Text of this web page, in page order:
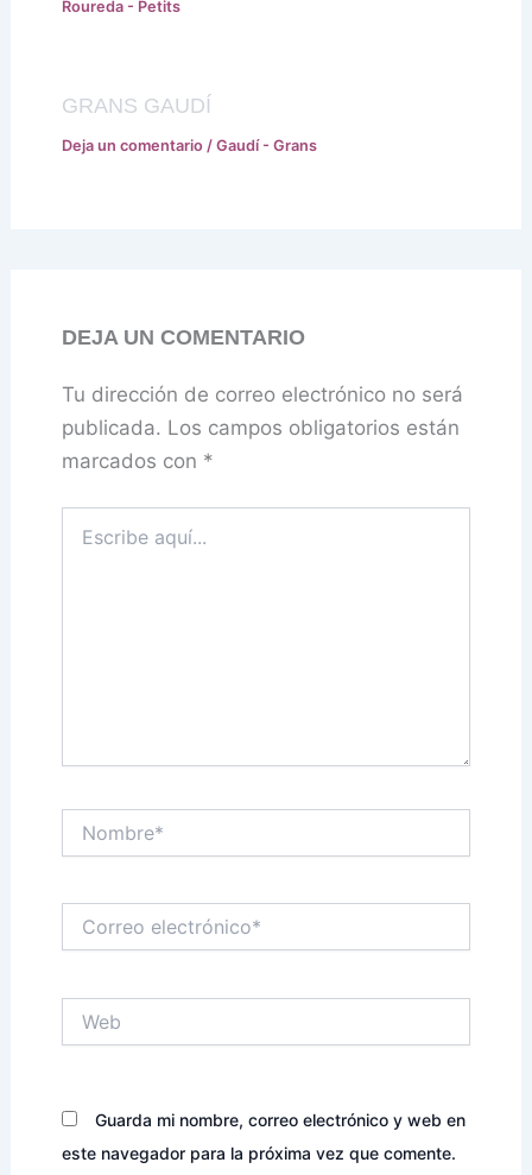
Roureda - Petits
GRANS GAUDÍ
Deja un comentario / Gaudí - Grans
DEJA UN COMENTARIO
Tu dirección de correo electrónico no será
publicada. Los campos obligatorios están
marcados con *
aquí...
electrónico*
Guarda mi nombre, correo electrónico y web en
este navegador para la próxima vez que comente.